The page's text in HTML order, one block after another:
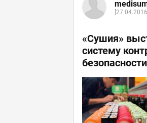
«Сушия»
систему
безопасности